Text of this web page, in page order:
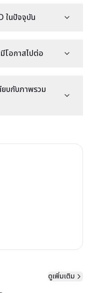
ในปัจจุบัน
โอกาสไปต่อ
ยบกับภาพรวม
ดูเพิ่มเติม